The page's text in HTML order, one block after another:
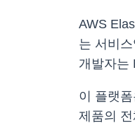
AWS
는 서비
개발자는
이 플랫
제품의